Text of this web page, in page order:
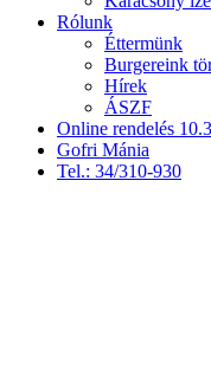
Rólunk
Éttermünk
Burgereink
Hírek
ÁSZF
Online rendelés
Gofri Mánia
Tel.: 34/310-930